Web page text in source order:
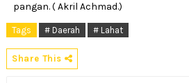
pangan. ( Akril Achmad.)
Tags # Daerah # Lahat
Share This